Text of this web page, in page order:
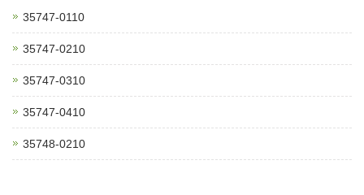
35747-0110
35747-0210
35747-0310
35747-0410
35748-0210